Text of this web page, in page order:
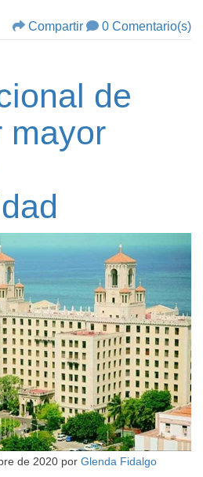
Compartir 0 Comentario(s)
de
mayor
de 2020 por Glenda Fidalgo